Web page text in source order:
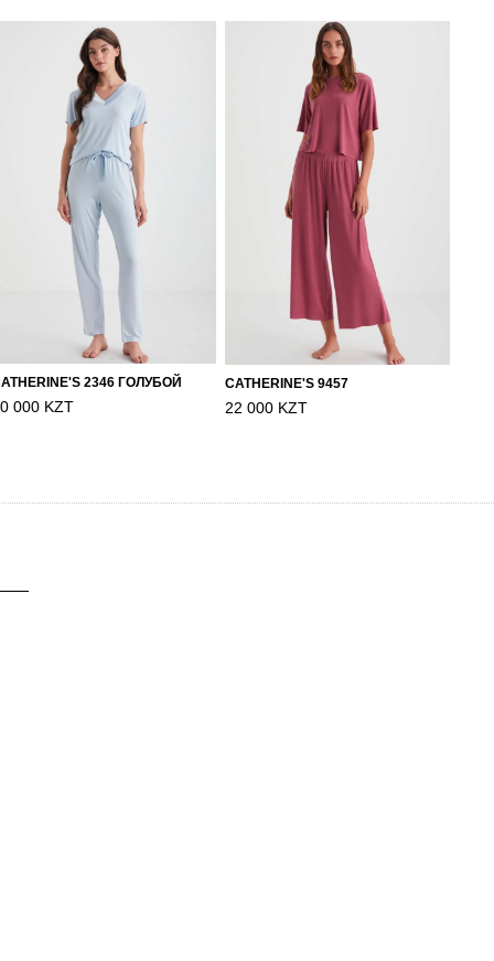
2346 ГОЛУБОЙ
000 KZT
CATHERINE'S 9457
22 000 KZT